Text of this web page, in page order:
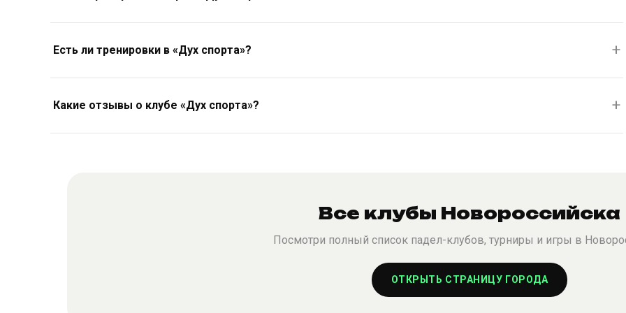
Есть ли тренировки в «Дух спорта»?
Какие отзывы о клубе «Дух спорта»?
Все клубы Новороссийска
Посмотри полный список падел-клубов, турниры и игры в
ОТКРЫТЬ СТРАНИЦУ ГОРОДА